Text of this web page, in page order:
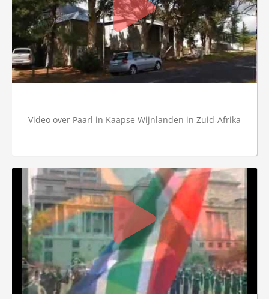
Video over Paarl in Kaapse Wijnlanden in Zuid-Afrika